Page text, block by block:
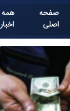
صفحه
اصلی
همه
اخبار